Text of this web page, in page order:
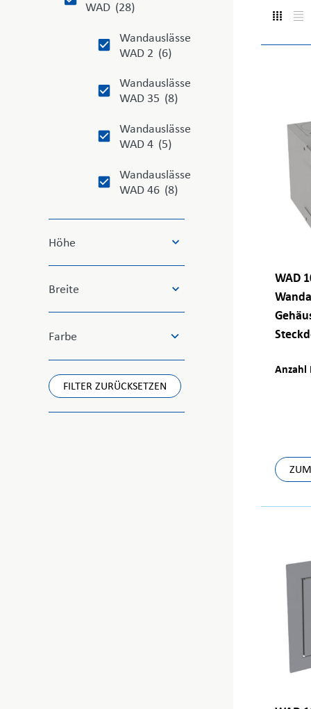
WAD (28)
Wandauslässe
WAD 2 (6)
Wandauslässe
WAD 35 (8)
Wandauslässe
WAD 4 (5)
Wandauslässe
WAD 46 (8)
Höhe
9
Breite
11
Farbe
FILTER ZURÜCKSETZEN
WAD
Anzahl